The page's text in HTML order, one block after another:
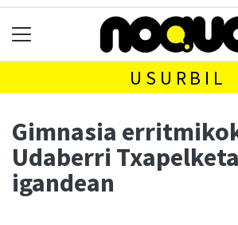
USURBIL
Gimnasia
Udaberri
igandean